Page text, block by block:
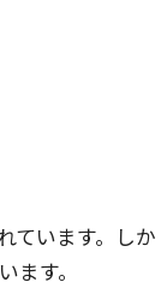
ています。しか
す。